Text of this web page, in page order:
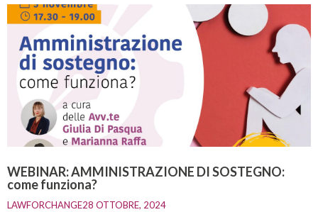
WEBINAR: AMMINISTRAZIONE DI SOSTEGNO:
come funziona?
LAWFORCHANGE28 OTTOBRE, 2024